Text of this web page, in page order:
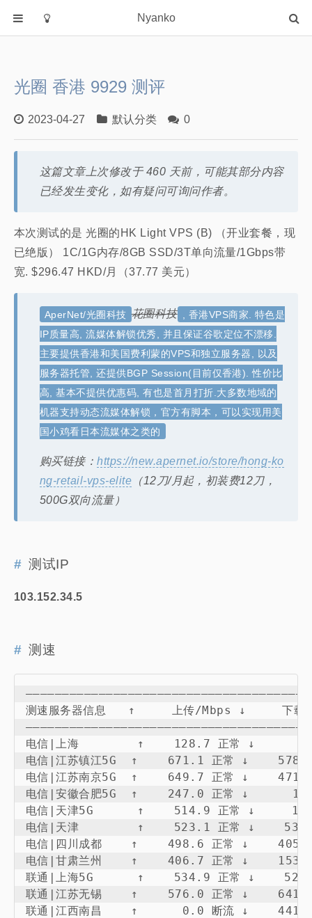
Nyanko
默认分类
关于
光圈 香港 9929 测评
2023-04-27 默认分类 0
这篇文章上次修改于 460 天前，可能其部分内容
已经发生变化，如有疑问可询问作者。
本次测试的是 光圈的HK Light VPS (B) （开业套餐，现
已绝版） 1C/1G内存/8GB SSD/3T单向流量/1Gbps带
宽. $296.47 HKD/月（37.77 美元）
AperNet/光圈科技 花圈科技
, 香港VPS商家. 特色是
IP质量高, 流媒体解锁优秀, 并且保证谷歌定位不漂移.
主要提供香港和美国费利蒙的VPS和独立服务器, 以及
服务器托管, 还提供BGP Session(目前仅香港). 性价比
高, 基本不提供优惠码, 有也是首月打折.大多数地域的
机器支持动态流媒体解锁，官方有脚本，可以实现用美
国小鸡看日本流媒体之类的
购买链接：https://new.apernet.io/store/hong-ko
ng-retail-vps-elite （12刀/月起，初装费12刀，
500G双向流量）
测试IP
103.152.34.5
测速
测速服务器信息   ↑     上传/Mbps ↓     下载/
电信|上海        ↑    128.7 正常 ↓
电信|江苏镇江5G  ↑    671.1 正常 ↓
电信|江苏南京5G  ↑    649.7 正常 ↓
电信|安徽合肥5G  ↑    247.0 正常 ↓
电信|天津5G      ↑    514.9 正常 ↓
电信|天津        ↑    523.1 正常 ↓
电信|四川成都    ↑    498.6 正常 ↓
电信|甘肃兰州    ↑    406.7 正常 ↓
联通|上海5G      ↑    534.9 正常 ↓
联通|江苏无锡    ↑    576.0 正常 ↓
联通|江西南昌    ↑      0.0 断流 ↓